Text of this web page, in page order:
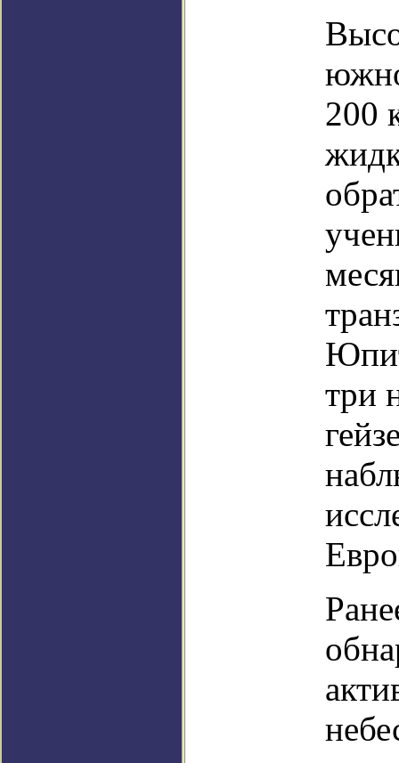
200
три